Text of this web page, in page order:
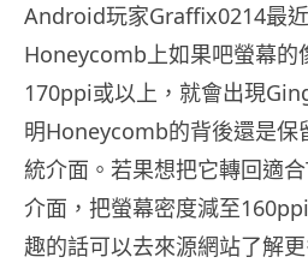
Android玩家Graffix0214最
Honeycomb上如果吧螢幕的
170ppi或以上，就會出現
明Honeycomb的背後還是
統介面。若果想把它轉回適
介面，把螢幕密度減至
趣的話可以去來源網站了解更